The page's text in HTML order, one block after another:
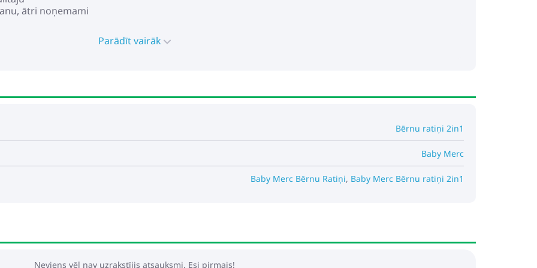
ātri noņemami
Parādīt vairāk
Bērnu ratiņi 2in1
Baby Merc
Baby Merc Bērnu Ratiņi, Baby Merc Bērnu ratiņi 2in1
Neviens vēl nav uzrakstījis atsauksmi. Esi pirmais!